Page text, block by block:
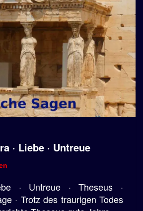
· Liebe · Untreue
· Untreue · Theseus ·
· Trotz des traurigen Todes